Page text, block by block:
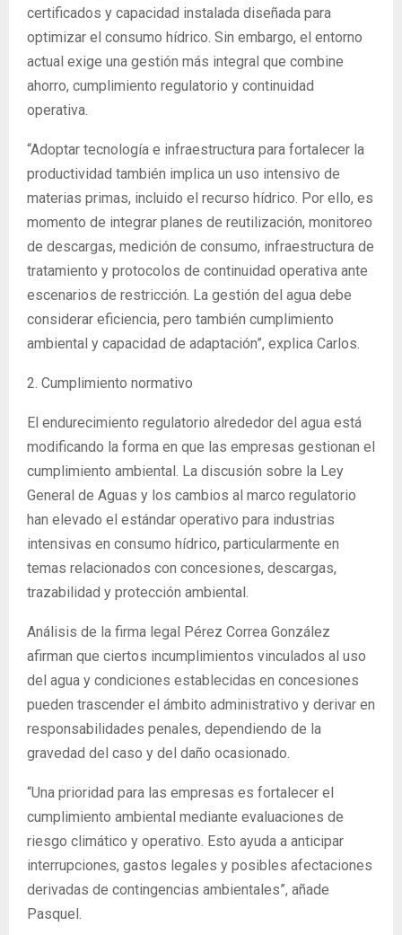
certificados y capacidad instalada diseñada para
optimizar el consumo hídrico. Sin embargo, el entorno
actual exige una gestión más integral que combine
ahorro, cumplimiento regulatorio y continuidad
operativa.
“Adoptar tecnología e infraestructura para fortalecer la
productividad también implica un uso intensivo de
materias primas, incluido el recurso hídrico. Por ello, es
momento de integrar planes de reutilización, monitoreo
de descargas, medición de consumo, infraestructura de
tratamiento y protocolos de continuidad operativa ante
escenarios de restricción. La gestión del agua debe
considerar eficiencia, pero también cumplimiento
ambiental y capacidad de adaptación”, explica Carlos.
2. Cumplimiento normativo
El endurecimiento regulatorio alrededor del agua está
modificando la forma en que las empresas gestionan el
cumplimiento ambiental. La discusión sobre la Ley
General de Aguas y los cambios al marco regulatorio
han elevado el estándar operativo para industrias
intensivas en consumo hídrico, particularmente en
temas relacionados con concesiones, descargas,
trazabilidad y protección ambiental.
Análisis de la firma legal Pérez Correa González
afirman que ciertos incumplimientos vinculados al uso
del agua y condiciones establecidas en concesiones
pueden trascender el ámbito administrativo y derivar en
responsabilidades penales, dependiendo de la
gravedad del caso y del daño ocasionado.
“Una prioridad para las empresas es fortalecer el
cumplimiento ambiental mediante evaluaciones de
riesgo climático y operativo. Esto ayuda a anticipar
interrupciones, gastos legales y posibles afectaciones
derivadas de contingencias ambientales”, añade
Pasquel.